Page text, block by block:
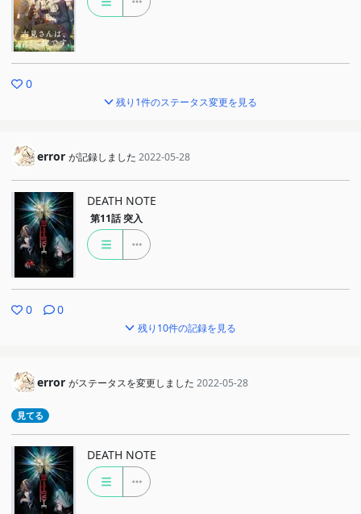
0
残り1件のステータス変更を見る
error が記録しました 2022-05-28
DEATH NOTE
第11話 突入
0 0
残り10件の記録を見る
error がステータスを変更しました 2022-05-28
見てる
DEATH NOTE